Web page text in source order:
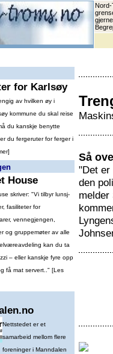
for Karlsøy
av hvilken øy i
kommune du skal reise
du kanskje benytte
du fergeruter for ferger i
]
House
skriver: "Vi tilbyr lunsj-
fasiliteter for
vennegjengen,
og gruppemøter av alle
kan du ta
– eller kanskje fyre opp
få mat servert.." [Les
Nettstedet er et
samarbeid mellom flere
foreninger i Manndalen
Så
"Det er
den
melder